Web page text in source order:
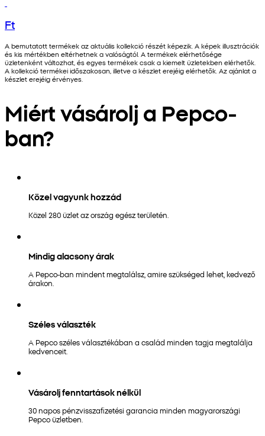
Ft
A bemutatott termékek az aktuális kollekció részét képezik. A képek illusztrációk
és kis mértékben eltérhetnek a valóságtól. A termékek elérhetősége
üzletenként változhat, és egyes termékek csak a kiemelt üzletekben elérhetők.
A kollekció termékei időszakosan, illetve a készlet erejéig elérhetők. Az ajánlat a
készlet erejéig érvényes.
Miért vásárolj a Pepco-
ban?
Közel vagyunk hozzád
Közel 280 üzlet az ország egész területén.
Mindig alacsony árak
A Pepco-ban mindent megtalálsz, amire szükséged lehet, kedvező
árakon.
Széles választék
A Pepco széles választékában a család minden tagja megtalálja
kedvenceit.
Vásárolj fenntartások nélkül
30 napos pénzvisszafizetési garancia minden magyarországi
Pepco üzletben.